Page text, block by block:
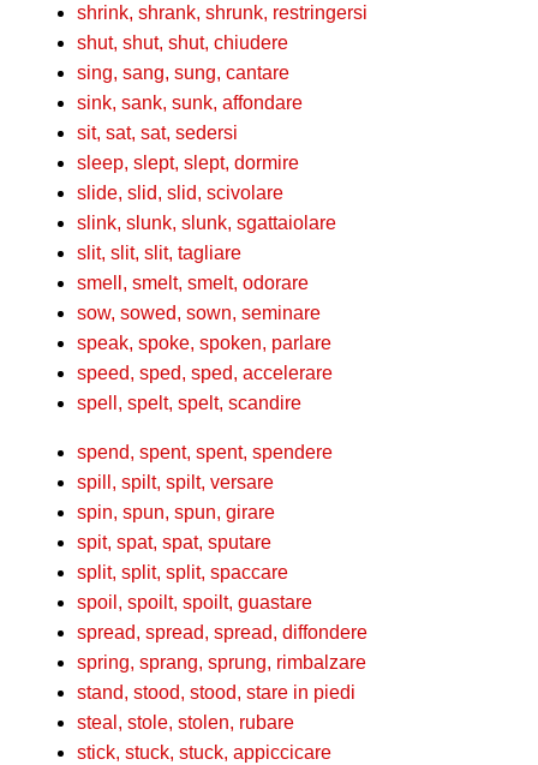
shrink, shrank, shrunk, restringersi
shut, shut, shut, chiudere
sing, sang, sung, cantare
sink, sank, sunk, affondare
sit, sat, sat, sedersi
sleep, slept, slept, dormire
slide, slid, slid, scivolare
slink, slunk, slunk, sgattaiolare
slit, slit, slit, tagliare
smell, smelt, smelt, odorare
sow, sowed, sown, seminare
speak, spoke, spoken, parlare
speed, sped, sped, accelerare
spell, spelt, spelt, scandire
spend, spent, spent, spendere
spill, spilt, spilt, versare
spin, spun, spun, girare
spit, spat, spat, sputare
split, split, split, spaccare
spoil, spoilt, spoilt, guastare
spread, spread, spread, diffondere
spring, sprang, sprung, rimbalzare
stand, stood, stood, stare in piedi
steal, stole, stolen, rubare
stick, stuck, stuck, appiccicare